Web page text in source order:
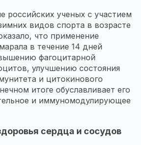
российских ученых с участием
видов спорта в возрасте
что применение
в течение 14 дней
фагоцитарной
улучшению состояния
и цитокинового
итоге обуславливает его
и иммуномодулирующее
сердца и сосудов